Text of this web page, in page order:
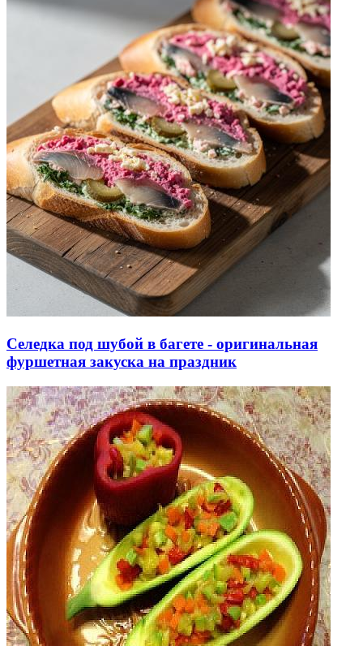
Селедка под шубой в багете - оригинальная
фуршетная закуска на праздник